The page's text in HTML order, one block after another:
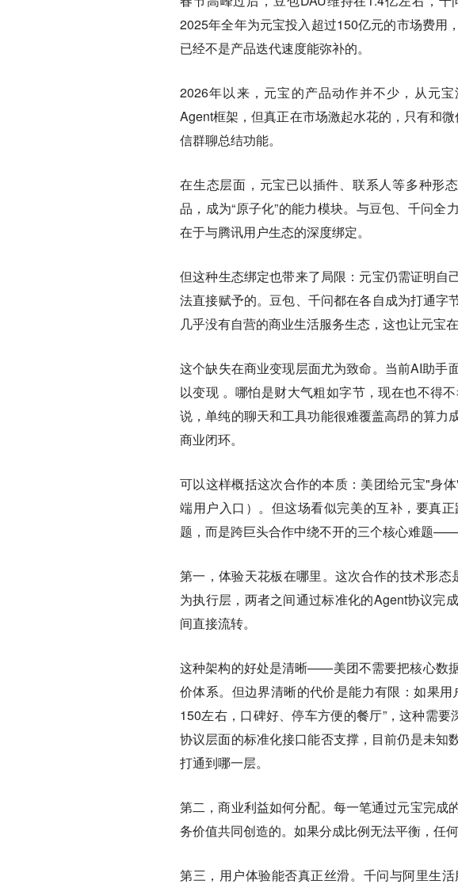
2025年全年为元宝投入超过150亿元的市场费用
已经不是产品迭代速度能弥补的。
2026年以来，元宝的产品动作并不少，从元
Agent框架，但真正在市场激起水花的，只有和
信群聊总结功能。
在生态层面，元宝已以插件、联系人等多种形
品，成为“原子化”的能力模块。与豆包、千问
在于与腾讯用户生态的深度绑定。
但这种生态绑定也带来了局限：元宝仍需证明
法直接赋予的。豆包、千问都在各自成为打通
几乎没有自营的商业生活服务生态，这也让元宝
这个缺失在商业变现层面尤为致命。当前AI助手
以变现 。哪怕是财大气粗如字节，现在也不得
说，单纯的聊天和工具功能很难覆盖高昂的算力
商业闭环。
可以这样概括这次合作的本质：美团给元宝"身
端用户入口）。但这场看似完美的互补，要真
题，而是跨巨头合作中绕不开的三个核心难题——
第一，体验天花板在哪里。这次合作的技术形
为执行层，两者之间通过标准化的Agent协议完
间直接流转。
这种架构的好处是清晰——美团不需要把核心数
价体系。但边界清晰的代价是能力有限：如果
150左右，口碑好、停车方便的餐厅”，这种需
协议层面的标准化接口能否支撑，目前仍是未
打通到哪一层。
第二，商业利益如何分配。每一笔通过元宝完成
务价值共同创造的。如果分成比例无法平衡，任
第三，用户体验能否真正丝滑。千问与阿里生